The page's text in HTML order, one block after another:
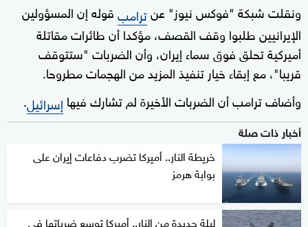
ونقلت شبكة "فوكس نيوز" عنترامبقوله إن المسؤولين
الإيرانيين طلبوا وقف القصف، مؤكدا أن طائرات مقاتلة
أميركية تحلق فوق سماء إيران، وأن الضربات "ستتوقف
قريبا"، مع إبقاء خيار تنفيذ المزيد من الهجمات مطروحا.
وأضاف ترامب أن الضربات الأخيرة لم تشارك فيها إسرائيل.
أخبار ذات صلة
خريطة النار.. أميركا تضرب دفاعات إيران على
بوابة هرمز
ليلة جديدة من النار.. أميركا توسع ضرباتها في